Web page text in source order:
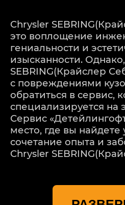
Chrysler
это воплощение
гениальности и
изысканности.
SEBRING(Крайслер
с повреждениями
обратиться в сервис,
специализируется на
Сервис
место, где вы найдете
сочетание опыта и
Chrysler
Chrysler